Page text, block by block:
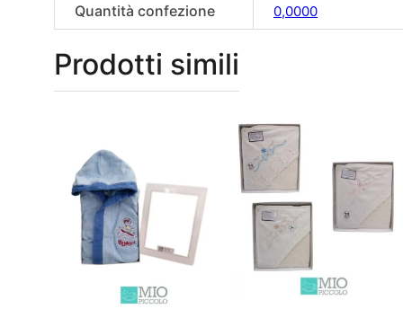
Quantità confezione 0,0000
Prodotti simili